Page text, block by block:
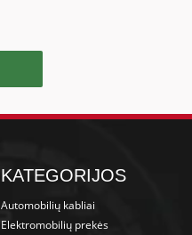
KATEGORIJOS
Automobilių kabliai
Elektromobilių prekės